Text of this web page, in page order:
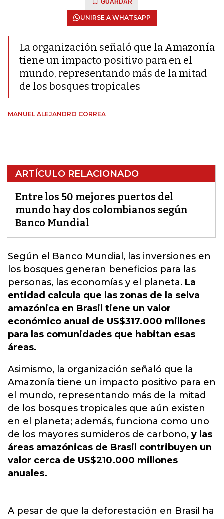
GUARDAR
UNIRSE A WHATSAPP
La organización señaló que la Amazonía
tiene un impacto positivo para en el
mundo, representando más de la mitad
de los bosques tropicales
MANUEL ALEJANDRO CORREA
ARTÍCULO RELACIONADO
Entre los 50 mejores puertos del
mundo hay dos colombianos según
Banco Mundial
Según el Banco Mundial, las inversiones en
los bosques generan beneficios para las
personas, las economías y el planeta. La
entidad calcula que las zonas de la selva
amazónica en Brasil tiene un valor
económico anual de US$317.000 millones
para las comunidades que habitan esas
áreas.
Asimismo, la organización señaló que la
Amazonía tiene un impacto positivo para en
el mundo, representando más de la mitad
de los bosques tropicales que aún existen
en el planeta; además, funciona como uno
de los mayores sumideros de carbono, y las
áreas amazónicas de Brasil contribuyen un
valor cerca de US$210.000 millones
anuales.
A pesar de que la deforestación en Brasil ha